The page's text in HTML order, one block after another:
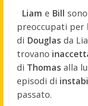
Liam e Bill
preoccupati per
di Douglas da
trovano
di Thomas alla
episodi di
passato.